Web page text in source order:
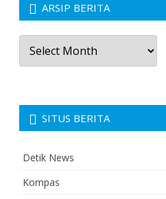
ARSIP BERITA
Arsip
Berita
SITUS BERITA
Detik News
Kompas